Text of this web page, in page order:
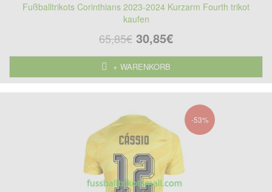
Fußballtrikots Corinthians 2023-2024 Kurzarm Fourth trikot
kaufen
65,85€ 30,85€
+ WARENKORB
-53%